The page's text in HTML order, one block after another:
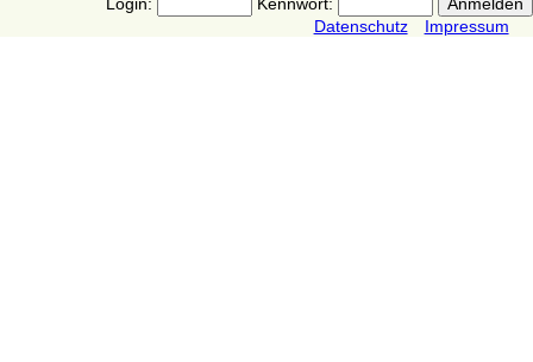
Datenschutz
Impressum